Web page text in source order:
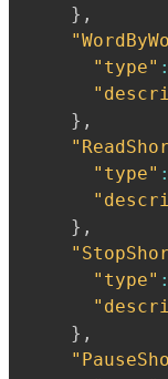
} ,
"type" :
} ,
"type" :
} ,
"type" :
} ,